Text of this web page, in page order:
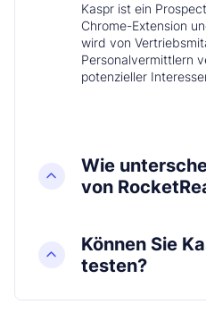
Kaspr ist ein
Chrome-Extension
wird von
Personalvermittlern
potenzieller
Wie
von
Können Sie
testen?